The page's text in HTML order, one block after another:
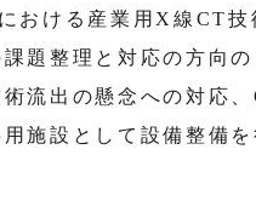
おける産業用X線CT
題整理と対応の方向
流出の懸念への対応
施設として設備整備